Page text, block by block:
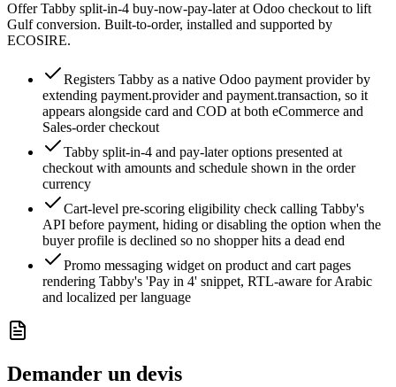
Offer Tabby split-in-4 buy-now-pay-later at Odoo checkout to lift
Gulf conversion. Built-to-order, installed and supported by
ECOSIRE.
Registers Tabby as a native Odoo payment provider by
extending payment.provider and payment.transaction, so it
appears alongside card and COD at both eCommerce and
Sales-order checkout
Tabby split-in-4 and pay-later options presented at
checkout with amounts and schedule shown in the order
currency
Cart-level pre-scoring eligibility check calling Tabby's
API before payment, hiding or disabling the option when the
buyer profile is declined so no shopper hits a dead end
Promo messaging widget on product and cart pages
rendering Tabby's 'Pay in 4' snippet, RTL-aware for Arabic
and localized per language
Demander un devis